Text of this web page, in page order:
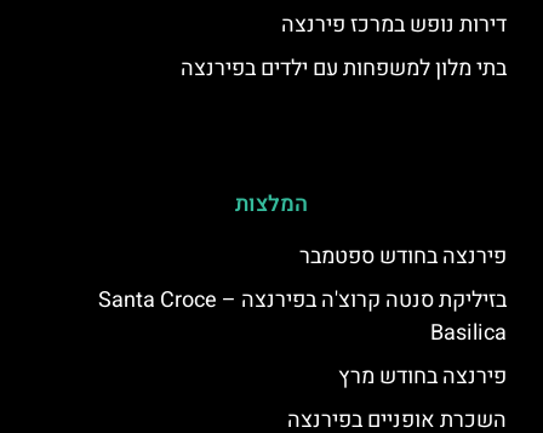
דירות נופש במרכז פירנצה
בתי מלון למשפחות עם ילדים בפירנצה
המלצות
פירנצה בחודש ספטמבר
בזיליקת סנטה קרוצ'ה בפירנצה – Santa Croce
Basilica
פירנצה בחודש מרץ
השכרת אופניים בפירנצה